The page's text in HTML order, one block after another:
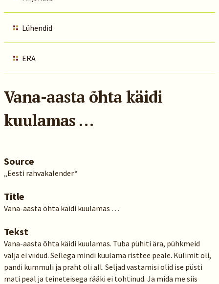
Lühendid
ERA
Vana-aasta õhta käidi
kuulamas …
Source
„Eesti rahvakalender“
Title
Vana-aasta õhta käidi kuulamas …
Tekst
Vana-aasta õhta käidi kuulamas. Tuba pühiti ära, pühkmeid
välja ei viidud. Sellega mindi kuulama risttee peale. Külimit oli,
pandi kummuli ja praht oli all. Seljad vastamisi olid ise püsti
mati peal ja teineteisega rääki ei tohtinud. Ja mida me siis